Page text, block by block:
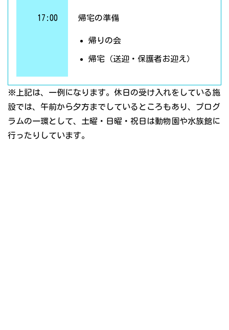
17:00 帰宅の準備
帰りの会
帰宅（送迎・保護者お迎え）
※上記は、一例になります。休日の受け入れをしている施
設では、午前から夕方までしているところもあり、プログ
ラムの一環として、土曜・日曜・祝日は動物園や水族館に
行ったりしています。